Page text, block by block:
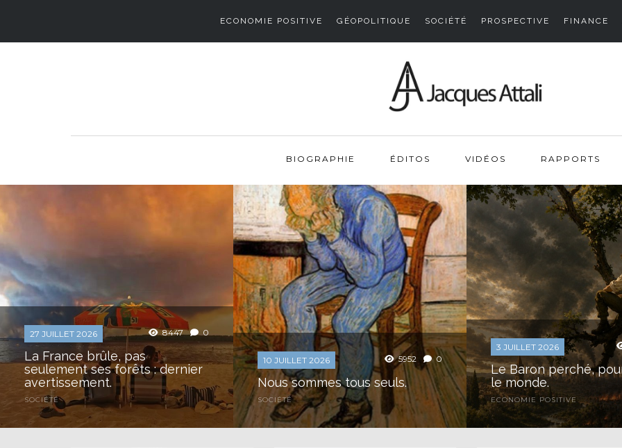
ECONOMIE POSITIVE GÉOPOLITIQUE SOCIÉTÉ PROSPECTIVE FINANCE
BIOGRAPHIE ÉDITOS VIDÉOS RAPPORTS
27 JUILLET 2026 8447 0
La France brûle, pas
seulement ses forêts : dernier
avertissement.
SOCIÉTÉ
Il est des évidences que
10 JUILLET 2026 5952 0
Nous sommes tous seuls.
SOCIÉTÉ
Il est des évidences que
3 JUILLET 2026
Le Baron perché,
le monde.
ECONOMIE POSITIVE
Il est des évidences